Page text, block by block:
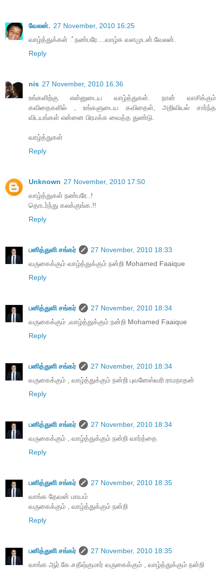
வேலன். 27 November, 2010 16:25
வாழ்த்துக்கள் ்நண்பரே....வாழ்க வளமுடன்.வேலன்.
Reply
nis 27 November, 2010 16:36
உங்களிற்கு என்னுடைய வாழ்த்துகள். நான் வாசிக்கும்
கவிதைகளில் , உங்களுடைய கவிதைள், அறிவியல் சார்ந்த
விடயங்கள் என்னை பிரமக்க வைத்த துண்டு.
வாழ்த்துகள்
Reply
Unknown 27 November, 2010 17:50
வாழ்த்துகள் நண்பரே..!
தொடர்ந்து கலக்குங்க.!!
Reply
பனித்துளி சங்கர்
27 November, 2010 18:33
வருகைக்கும் வாழ்த்துக்கும் நன்றி Mohamed Faaique
Reply
பனித்துளி சங்கர்
27 November, 2010 18:34
வருகைக்கும் ,வாழ்த்துக்கும் நன்றி Mohamed Faaique
Reply
பனித்துளி சங்கர்
27 November, 2010 18:34
வருகைக்கும் , வாழ்த்துக்கும் நன்றி புவனேஸ்வரி ராமநாதன்
Reply
பனித்துளி சங்கர்
27 November, 2010 18:34
வருகைக்கும் , வாழ்த்துக்கும் நன்றி வார்த்தை
Reply
பனித்துளி சங்கர்
27 November, 2010 18:35
வாங்க தேவன் மாயம்
வருகைக்கும் , வாழ்த்துக்கும் நன்றி
Reply
பனித்துளி சங்கர்
27 November, 2010 18:35
வாங்க ஆர்.கே.சதீஷ்குமார் வருகைக்கும் , வாழ்த்துக்கும் நன்றி